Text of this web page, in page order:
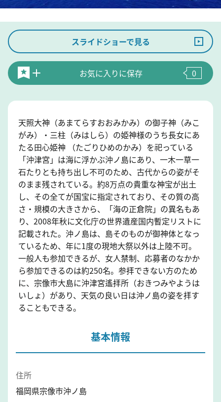
スライドショーで見る
お気に入りに保存 0
天照大神（あまてらすおおみかみ）の御子神（みこ
がみ）・三柱（みはしら）の姫神様のうち長女にあ
たる田心姫神 （たごりひめのかみ）を祀っている
「沖津宮」は海に浮かぶ沖ノ島にあり、一木一草一
石たりとも持ち出し不可のため、古代からの姿がそ
のまま残されている。約8万点の貴重な神宝が出土
し、その全てが国宝に指定されており、その質の高
さ・規模の大きさから、「海の正倉院」の異名もあ
り、2008年秋に文化庁の世界遺産国内暫定リストに
記載された。沖ノ島は、島そのものが御神体となっ
ているため、年に1度の現地大祭以外は上陸不可。
一般人も参加できるが、女人禁制、応募者のなかか
ら参加できるのは約250名。参拝できない方のため
に、宗像市大島に沖津宮遙拝所（おきつみやようは
いしょ）があり、天気の良い日は沖ノ島の姿を拝す
ることもできる。
基本情報
住所
福岡県宗像市沖ノ島